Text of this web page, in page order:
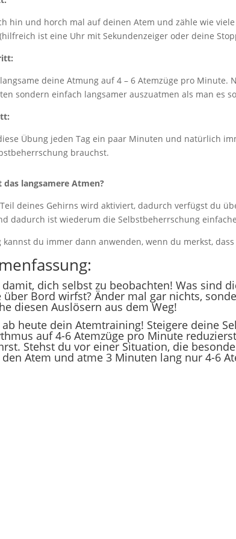
hin und horch mal auf deinen Atem und zähle wie
ist eine Uhr mit Sekundenzeiger oder deine
deine Atmung auf 4 – 6 Atemzüge pro Minute.
sondern einfach langsamer auszuatmen als man es
Übung jeden Tag ein paar Minuten und natürlich
brauchst.
das langsamere Atmen?
deines Gehirns wird aktiviert, dadurch verfügst du
dadurch ist wiederum die Selbstbeherrschung
kannst du immer dann anwenden, wenn du merkst,
dich selbst zu beobachten! Was sind
über Bord wirfst? Änder mal gar nichts,
diesen Auslösern aus dem Weg!
ab heute dein Atemtraining! Steigere deine
auf 4-6 Atemzüge pro Minute
Stehst du vor einer Situation, die
den Atem und atme 3 Minuten lang nur 4-6